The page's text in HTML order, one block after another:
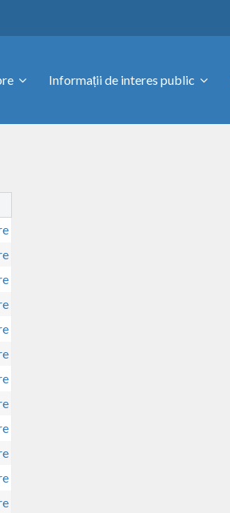
Informații de interes public